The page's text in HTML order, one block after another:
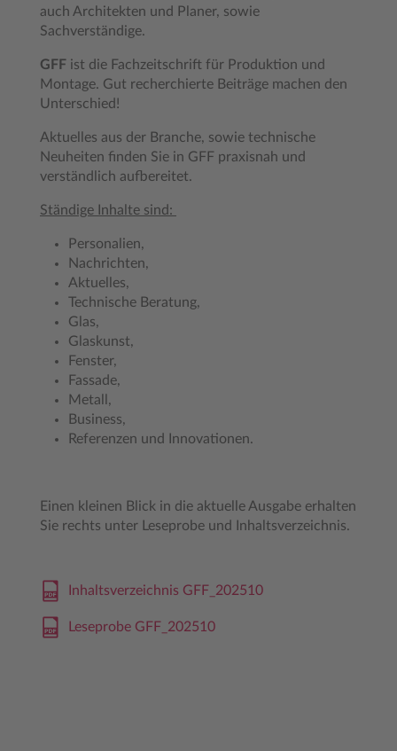
auch Architekten und Planer, sowie
Sachverständige.
GFF ist die Fachzeitschrift für Produktion und
Montage. Gut recherchierte Beiträge machen den
Unterschied!
Aktuelles aus der Branche, sowie technische
Neuheiten finden Sie in GFF praxisnah und
verständlich aufbereitet.
Ständige Inhalte sind:
Personalien,
Nachrichten,
Aktuelles,
Technische Beratung,
Glas,
Glaskunst,
Fenster,
Fassade,
Metall,
Business,
Referenzen und Innovationen.
Einen kleinen Blick in die aktuelle Ausgabe erhalten
Sie rechts unter Leseprobe und Inhaltsverzeichnis.
Inhaltsverzeichnis GFF_202510
Leseprobe GFF_202510